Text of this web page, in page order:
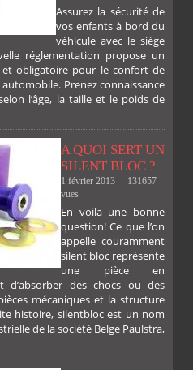
Assurez la sécurité de
vos enfants à bord du
véhicule avec le siège
réglementation propose un
et obligatoire pour le confort de
Prenez connaissance
l’âge, la taille et le poids de
A QUOI SERT UN
SILENT BLOC ?
1 février 2013
131657
vues
En voila une bonne
question! Ce que l’on
appelle couramment
silent bloc représente
une pièce en
d’absorber des chocs ou des
mécaniques et la structure
histoire, silentbloc est un nom
de la société Belge Paulstra,